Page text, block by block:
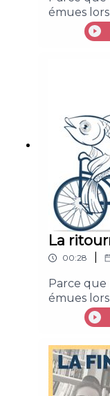
https://
émues
vous la
La
00:28
Parce
émues
vous la